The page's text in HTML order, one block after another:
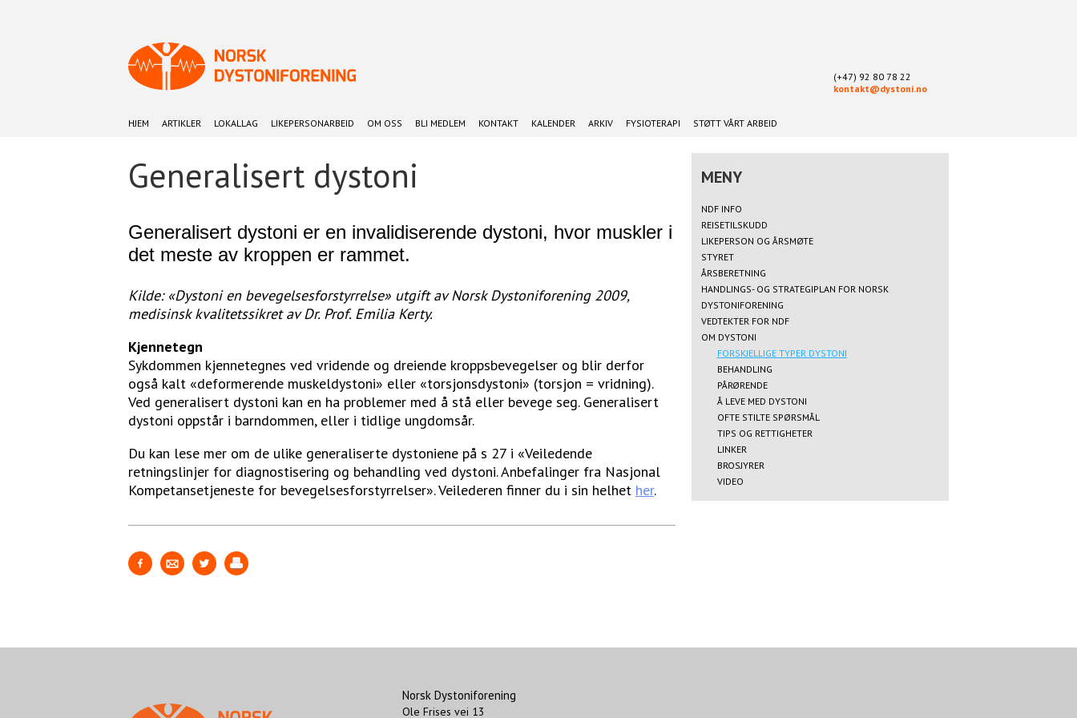
(+47) 92 80 78 22
kontakt@dystoni.no
HJEM ARTIKLER LOKALLAG LIKEPERSONARBEID OM OSS BLI MEDLEM KONTAKT KALENDER ARKIV FYSIOTERAPI STØTT VÅRT ARBEID
Generalisert dystoni
Generalisert dystoni er en invalidiserende dystoni, hvor muskler i
det meste av kroppen er rammet.
Kilde: «Dystoni en bevegelsesforstyrrelse» utgift av Norsk Dystoniforening 2009,
medisinsk kvalitetssikret av Dr. Prof. Emilia Kerty.
Kjennetegn
Sykdommen kjennetegnes ved vridende og dreiende kroppsbevegelser og blir derfor
også kalt «deformerende muskeldystoni» eller «torsjonsdystoni» (torsjon = vridning).
Ved generalisert dystoni kan en ha problemer med å stå eller bevege seg. Generalisert
dystoni oppstår i barndommen, eller i tidlige ungdomsår.
Du kan lese mer om de ulike generaliserte dystoniene på s 27 i «Veiledende
retningslinjer for diagnostisering og behandling ved dystoni. Anbefalinger fra Nasjonal
Kompetansetjeneste for bevegelsesforstyrrelser». Veilederen finner du i sin helhet her.
NDF INFO
REISETILSKUDD
LIKEPERSON OG ÅRSMØTE
STYRET
ÅRSBERETNING
HANDLINGS- OG STRATEGIPLAN FOR NORSK
DYSTONIFORENING
VEDTEKTER FOR NDF
OM DYSTONI
FORSKJELLIGE TYPER DYSTONI
BEHANDLING
PÅRØRENDE
Å LEVE MED DYSTONI
OFTE STILTE SPØRSMÅL
TIPS OG RETTIGHETER
LINKER
BROSJYRER
VIDEO
Norsk Dystoniforening
Ole Frises vei 13